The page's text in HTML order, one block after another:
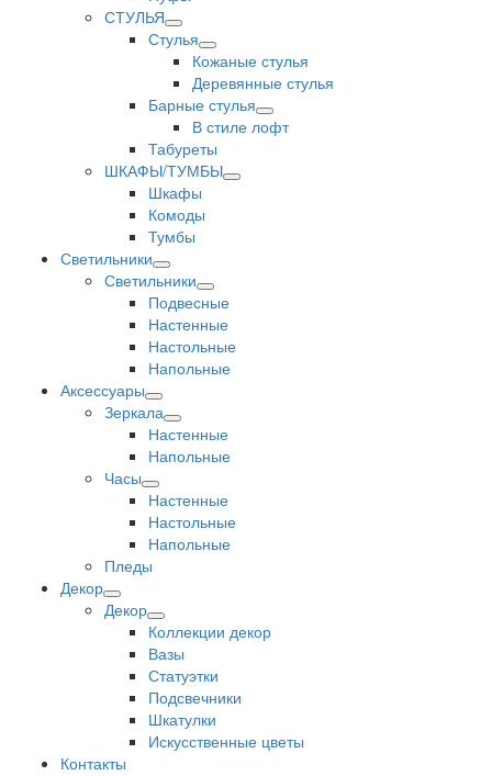
СТУЛЬЯ
Стулья
Кожаные стулья
Деревянные стулья
Барные стулья
В стиле лофт
Табуреты
ШКАФЫ/ТУМБЫ
Шкафы
Комоды
Тумбы
Светильники
Светильники
Подвесные
Настенные
Настольные
Напольные
Аксессуары
Зеркала
Настенные
Напольные
Часы
Настенные
Настольные
Напольные
Пледы
Декор
Декор
Коллекции декор
Вазы
Статуэтки
Подсвечники
Шкатулки
Искусственные цветы
Контакты